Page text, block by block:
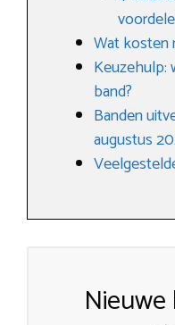
Wat kosten
Keuzehulp:
band?
Banden
augustus